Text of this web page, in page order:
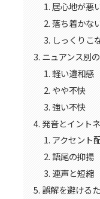
居心地が悪
落ち着かな
しっくりこ
ニュアンス別
軽い違和感
やや不快
強い不快
発音とイント
アクセント
語尾の抑揚
連声と短縮
誤解を避ける